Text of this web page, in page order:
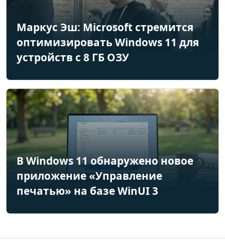
Маркус Эш: Microsoft стремится
оптимизировать Windows 11 для
устройств с 8 ГБ ОЗУ
В Windows 11 обнаружено новое
приложение «Управление
печатью» на базе WinUI 3